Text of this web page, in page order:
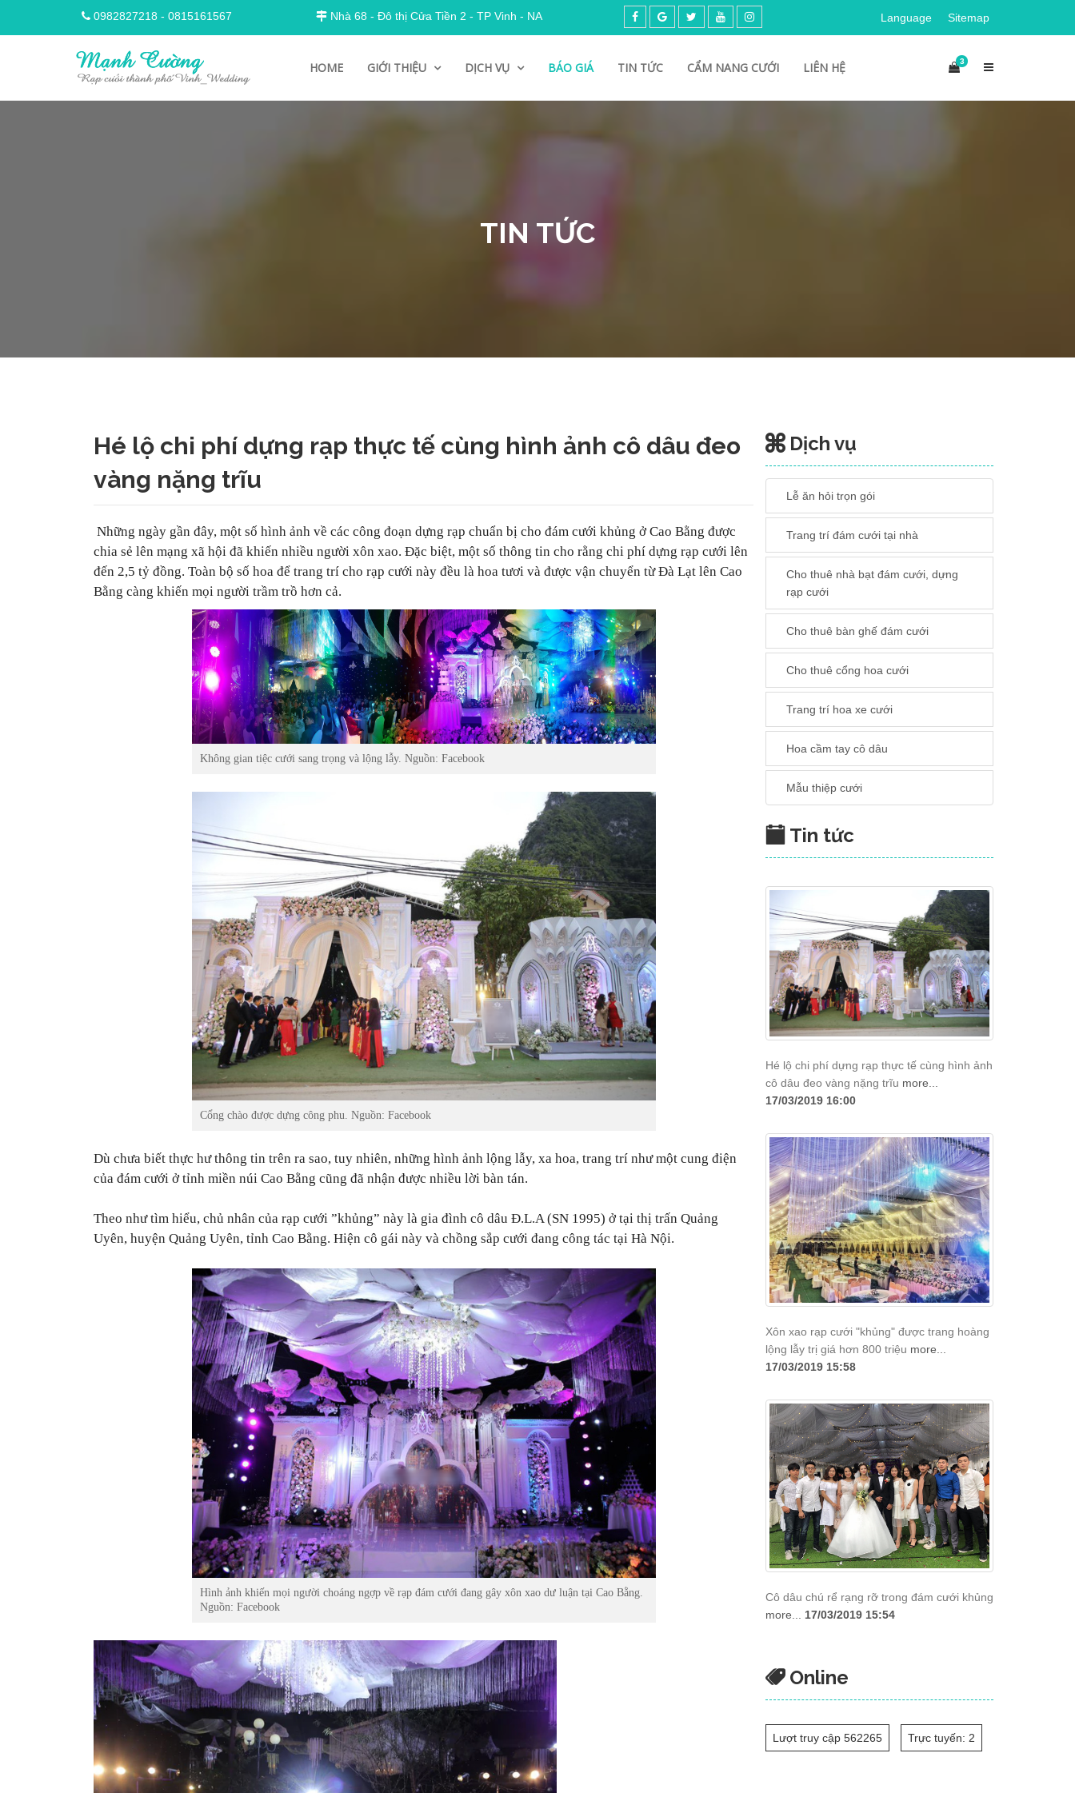
0982827218 - 0815161567 Nhà 68 - Đô thị Cửa Tiền 2 - TP Vinh - NA Language Sitemap
3
HOME GIỚI THIỆU DỊCH VỤ BÁO GIÁ TIN TỨC CẨM NANG CƯỚI LIÊN HỆ
TIN TỨC
Hé lộ chi phí dựng rạp thực tế cùng hình ảnh cô dâu đeo
vàng nặng trĩu
Những ngày gần đây, một số hình ảnh về các công đoạn dựng rạp chuẩn bị cho đám cưới khủng ở Cao Bằng được
chia sẻ lên mạng xã hội đã khiến nhiều người xôn xao. Đặc biệt, một số thông tin cho rằng chi phí dựng rạp cưới lên
đến 2,5 tỷ đồng. Toàn bộ số hoa để trang trí cho rạp cưới này đều là hoa tươi và được vận chuyển từ Đà Lạt lên Cao
Bằng càng khiến mọi người trầm trồ hơn cả.
Không gian tiệc cưới sang trọng và lộng lẫy. Nguồn: Facebook
Cổng chào được dựng công phu. Nguồn: Facebook
Dù chưa biết thực hư thông tin trên ra sao, tuy nhiên, những hình ảnh lộng lẫy, xa hoa, trang trí như một cung điện
của đám cưới ở tỉnh miền núi Cao Bằng cũng đã nhận được nhiều lời bàn tán.
Theo như tìm hiểu, chủ nhân của rạp cưới ”khủng” này là gia đình cô dâu Đ.L.A (SN 1995) ở tại thị trấn Quảng
Uyên, huyện Quảng Uyên, tỉnh Cao Bằng. Hiện cô gái này và chồng sắp cưới đang công tác tại Hà Nội.
Hình ảnh khiến mọi người choáng ngợp về rạp đám cưới đang gây xôn xao dư luận tại Cao Bằng.
Nguồn: Facebook
Dịch vụ
Lễ ăn hỏi trọn gói
Trang trí đám cưới tại nhà
Cho thuê nhà bạt đám cưới, dựng
rạp cưới
Cho thuê bàn ghế đám cưới
Cho thuê cổng hoa cưới
Trang trí hoa xe cưới
Hoa cầm tay cô dâu
Mẫu thiệp cưới
Tin tức
Hé lộ chi phí dựng rạp thực tế cùng hình ảnh
cô dâu đeo vàng nặng trĩu more...
17/03/2019 16:00
Xôn xao rạp cưới "khủng" được trang hoàng
lộng lẫy trị giá hơn 800 triệu more...
17/03/2019 15:58
Cô dâu chú rể rạng rỡ trong đám cưới khủng
more...
17/03/2019 15:54
Online
Lượt truy cập 562265 Trực tuyến: 2